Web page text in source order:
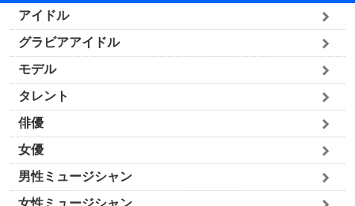
アイドル
グラビアアイドル
モデル
タレント
俳優
女優
男性ミュージシャン
女性ミュージシャン